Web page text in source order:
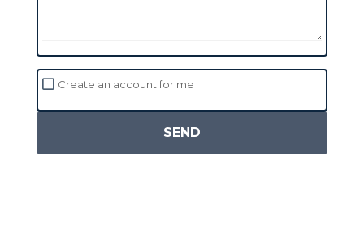
Create an account for me
SEND